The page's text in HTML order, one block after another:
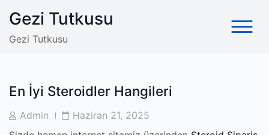
content
Gezi Tutkusu
Gezi Tutkusu
En İyi Steroidler Hangileri
PostAdmin
PostHaziran 21, 2025